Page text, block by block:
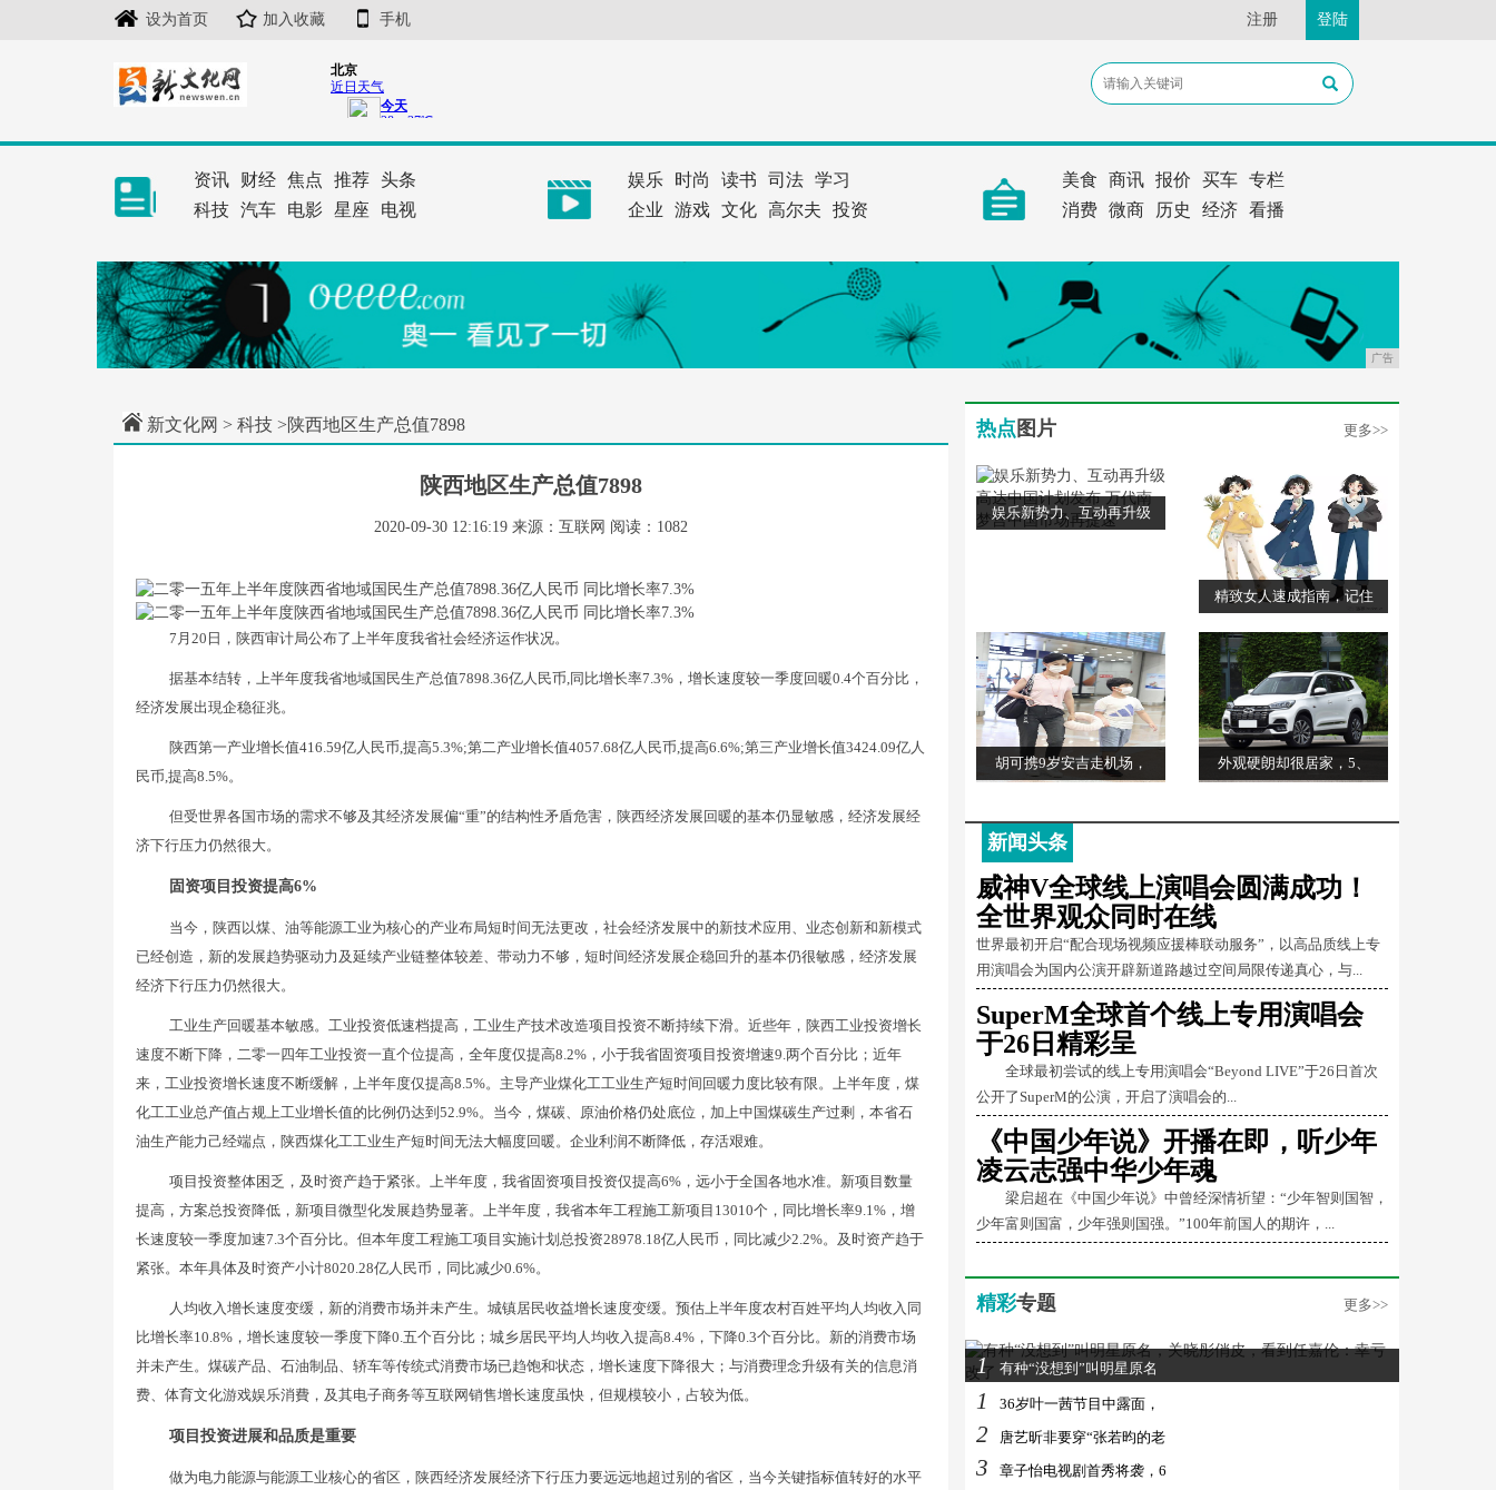
设为首页 加入收藏 手机 注册 登陆
资讯 财经 焦点 推荐 头条
科技 汽车 电影 星座 电视
娱乐 时尚 读书 司法 学习
企业
游戏 文化 高尔夫 投资
美食 商讯 报价 买车 专栏
消费 微商 历史 经济 看播
广告
新文化网 > 科技 >陕西地区生产总值7898
陕西地区生产总值7898
2020-09-30 12:16:19 来源：互联网 阅读：1082
7月20日，陕西审计局公布了上半年度我省社会经济运作状况。
据基本结转，上半年度我省地域国民生产总值7898.36亿人民币,同比增长率7.3%，增长速度较一季度回暖0.4个百分比，
经济发展出現企稳征兆。
陕西第一产业增长值416.59亿人民币,提高5.3%;第二产业增长值4057.68亿人民币,提高6.6%;第三产业增长值3424.09亿人
民币,提高8.5%。
但受世界各国市场的需求不够及其经济发展偏“重”的结构性矛盾危害，陕西经济发展回暖的基本仍显敏感，经济发展经
济下行压力仍然很大。
固资项目投资提高6%
当今，陕西以煤、油等能源工业为核心的产业布局短时间无法更改，社会经济发展中的新技术应用、业态创新和新模式
已经创造，新的发展趋势驱动力及延续产业链整体较差、带动力不够，短时间经济发展企稳回升的基本仍很敏感，经济发展
经济下行压力仍然很大。
工业生产回暖基本敏感。工业投资低速档提高，工业生产技术改造项目投资不断持续下滑。近些年，陕西工业投资增长
速度不断下降，二零一四年工业投资一直个位提高，全年度仅提高8.2%，小于我省固资项目投资增速9.两个百分比；近年
来，工业投资增长速度不断缓解，上半年度仅提高8.5%。主导产业煤化工工业生产短时间回暖力度比较有限。上半年度，煤
化工工业总产值占规上工业增长值的比例仍达到52.9%。当今，煤碳、原油价格仍处底位，加上中国煤碳生产过剩，本省石
油生产能力己经端点，陕西煤化工工业生产短时间无法大幅度回暖。企业利润不断降低，存活艰难。
项目投资整体困乏，及时资产趋于紧张。上半年度，我省固资项目投资仅提高6%，远小于全国各地水准。新项目数量
提高，方案总投资降低，新项目微型化发展趋势显著。上半年度，我省本年工程施工新项目13010个，同比增长率9.1%，增
长速度较一季度加速7.3个百分比。但本年度工程施工项目实施计划总投资28978.18亿人民币，同比减少2.2%。及时资产趋于
紧张。本年具体及时资产小计8020.28亿人民币，同比减少0.6%。
人均收入增长速度变缓，新的消费市场并未产生。城镇居民收益增长速度变缓。预估上半年度农村百姓平均人均收入同
比增长率10.8%，增长速度较一季度下降0.五个百分比；城乡居民平均人均收入提高8.4%，下降0.3个百分比。新的消费市场
并未产生。煤碳产品、石油制品、轿车等传统式消费市场已趋饱和状态，增长速度下降很大；与消费理念升级有关的信息消
费、体育文化游戏娱乐消費，及其电子商务等互联网销售增长速度虽快，但规模较小，占较为低。
项目投资进展和品质是重要
做为电力能源与能源工业核心的省区，陕西经济发展经济下行压力要远远地超过别的省区，当今关键指标值转好的水平
热点 图片 更多>>
娱乐新势力、互动再升级
精致女人速成指南，记住
胡可携9岁安吉走机场， 外观硬朗却很居家，5、
新闻头条
威神V全球线上演唱会圆满成功！
全世界观众同时在线
世界最初开启“配合现场视频应援棒联动服务”，以高品质线上专
用演唱会为国内公演开辟新道路越过空间局限传递真心，与...
SuperM全球首个线上专用演唱会
于26日精彩呈
全球最初尝试的线上专用演唱会“Beyond LIVE”于26日首次
公开了SuperM的公演，开启了演唱会的...
《中国少年说》开播在即，听少年
凌云志强中华少年魂
梁启超在《中国少年说》中曾经深情祈望：“少年智则国智，
少年富则国富，少年强则国强。”100年前国人的期许，...
精彩专题 更多>>
1 有种“没想到”叫明星原名
1 36岁叶一茜节目中露面，
2 唐艺昕非要穿“张若昀的老
3 章子怡电视剧首秀将袭，6